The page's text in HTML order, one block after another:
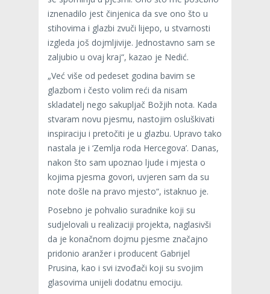
iznenadilo jest činjenica da sve ono što u
stihovima i glazbi zvuči lijepo, u stvarnosti
izgleda još dojmljivije. Jednostavno sam se
zaljubio u ovaj kraj“, kazao je Nedić.
„Već više od pedeset godina bavim se
glazbom i često volim reći da nisam
skladatelj nego sakupljač Božjih nota. Kada
stvaram novu pjesmu, nastojim osluškivati
inspiraciju i pretočiti je u glazbu. Upravo tako
nastala je i ‘Zemlja roda Hercegova’. Danas,
nakon što sam upoznao ljude i mjesta o
kojima pjesma govori, uvjeren sam da su
note došle na pravo mjesto“, istaknuo je.
Posebno je pohvalio suradnike koji su
sudjelovali u realizaciji projekta, naglasivši
da je konačnom dojmu pjesme značajno
pridonio aranžer i producent Gabrijel
Prusina, kao i svi izvođači koji su svojim
glasovima unijeli dodatnu emociju.